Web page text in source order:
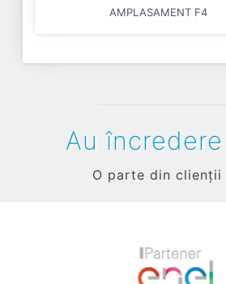
AMPLASAMENT F4
Au
O parte din clienții